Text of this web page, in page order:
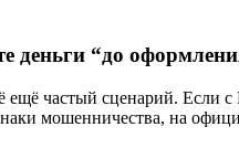
деньги “до
частый сценарий. Если с
мошенничества, на